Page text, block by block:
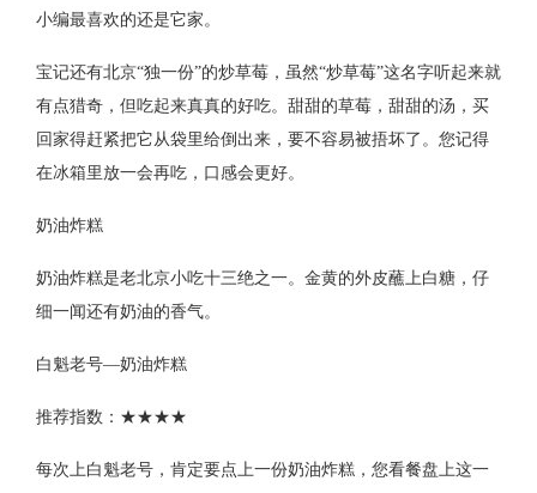
小编最喜欢的还是它家。
宝记还有北京“独一份”的炒草莓，虽然“炒草莓”这名字听起来就
有点猎奇，但吃起来真真的好吃。甜甜的草莓，甜甜的汤，买
回家得赶紧把它从袋里给倒出来，要不容易被捂坏了。您记得
在冰箱里放一会再吃，口感会更好。
奶油炸糕
奶油炸糕是老北京小吃十三绝之一。金黄的外皮蘸上白糖，仔
细一闻还有奶油的香气。
白魁老号—奶油炸糕
推荐指数：★★★★
每次上白魁老号，肯定要点上一份奶油炸糕，您看餐盘上这一